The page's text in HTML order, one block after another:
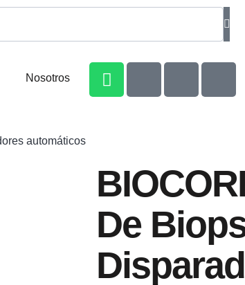
Nosotros
automáticos
De